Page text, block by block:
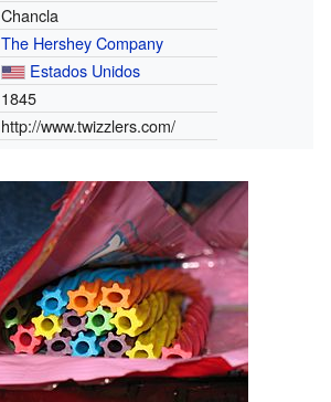
Chancla
The Hershey Company
Estados Unidos
1845
http://www.twizzlers.com/